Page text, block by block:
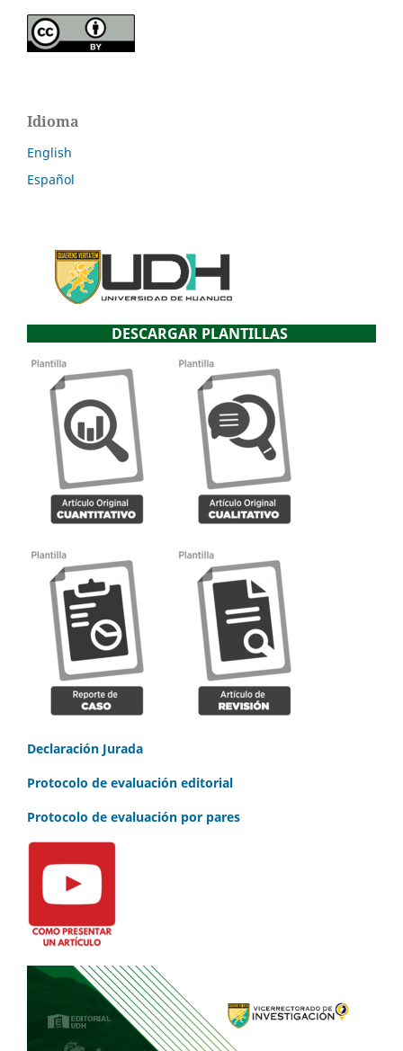
Idioma
English
Español
DESCARGAR PLANTILLAS
Declaración Jurada
Protocolo de evaluación editorial
Protocolo de evaluación por pares